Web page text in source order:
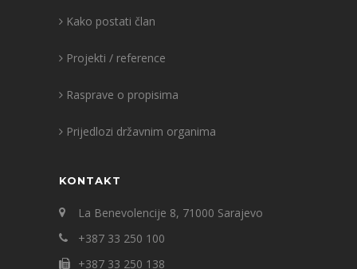
Kako postati član
Projekti / reference
Rasprave o propisima
Prijedlozi državnim organima
KONTAKT
La Benevolencije 8, 71000 Sarajevo
+387 33 250 100
+387 33 250 138